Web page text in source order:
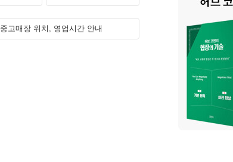
중고매장 위치, 영업시간 안내